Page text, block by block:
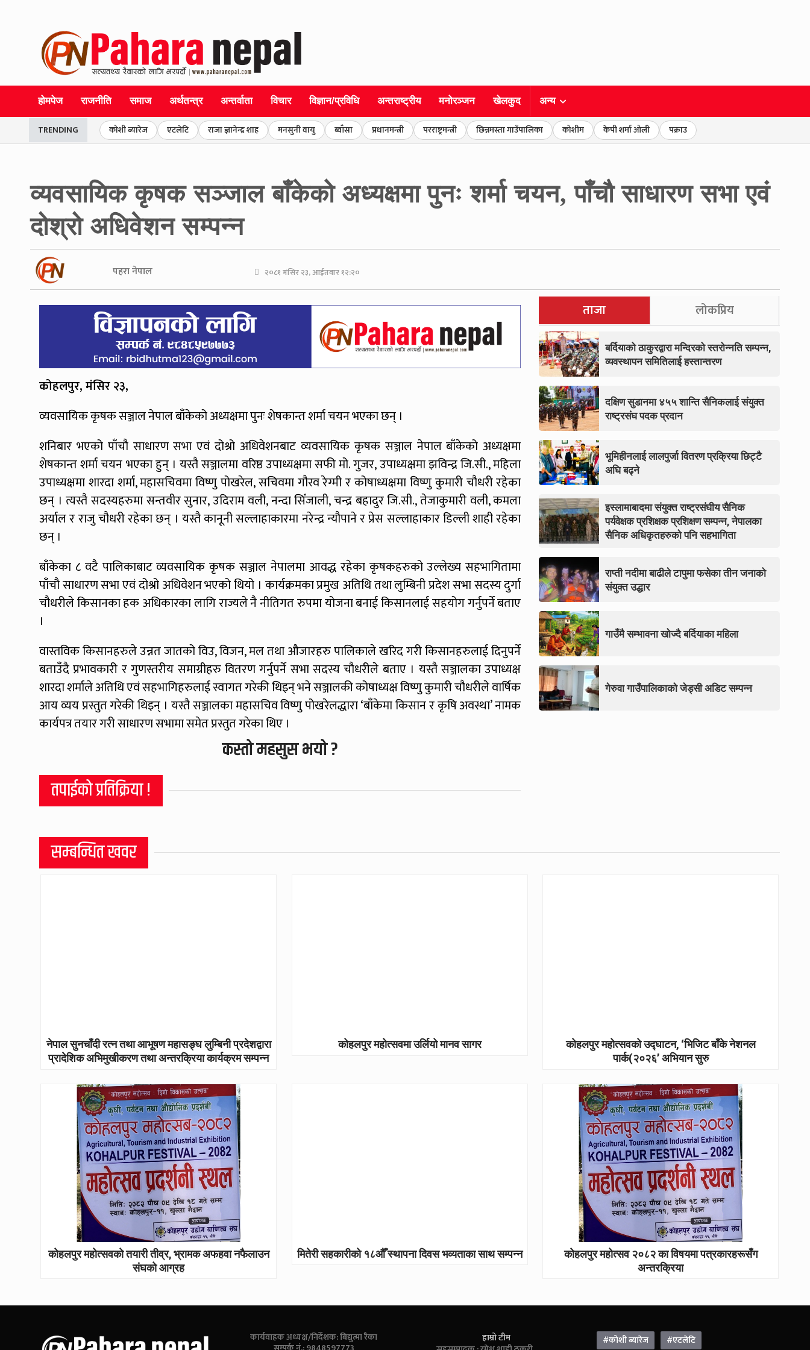
होमपेज राजनीति समाज अर्थतन्त्र अन्तर्वाता विचार विज्ञान/प्रविधि अन्तराष्ट्रीय मनोरञ्जन खेलकुद अन्य
TRENDING कोशी ब्यारेज एटलेटि राजा ज्ञानेन्द्र शाह मनसुनी वायु ब्वाँसा प्रधानमन्त्री परराष्ट्रमन्त्री छिन्नमस्ता गाउँपालिका कोशीम केपी शर्मा ओली पक्राउ
व्यवसायिक कृषक सञ्जाल बाँकेको अध्यक्षमा पुनः शर्मा चयन, पाँचौ साधारण सभा एवं
दोश्रो अधिवेशन सम्पन्न
पहरा नेपाल २०८१ मंसिर २३, आईतवार १२:२०
कोहलपुर, मंसिर २३,
व्यवसायिक कृषक सञ्जाल नेपाल बाँकेको अध्यक्षमा पुनः शेषकान्त शर्मा चयन भएका छन् ।
शनिबार भएको पाँचौ साधारण सभा एवं दोश्रो अधिवेशनबाट व्यवसायिक कृषक सञ्जाल नेपाल बाँकेको अध्यक्षमा
शेषकान्त शर्मा चयन भएका हुन् । यस्तै सञ्जालमा वरिष्ठ उपाध्यक्षमा सफी मो. गुजर, उपाध्यक्षमा झविन्द्र जि.सी., महिला
उपाध्यक्षमा शारदा शर्मा, महासचिवमा विष्णु पोखरेल, सचिवमा गौरव रेग्मी र कोषाध्यक्षमा विष्णु कुमारी चौधरी रहेका
छन् । त्यस्तै सदस्यहरुमा सन्तवीर सुनार, उदिराम वली, नन्दा सिँजाली, चन्द्र बहादुर जि.सी., तेजाकुमारी वली, कमला
अर्याल र राजु चौधरी रहेका छन् । यस्तै कानूनी सल्लाहाकारमा नरेन्द्र न्यौपाने र प्रेस सल्लाहाकार डिल्ली शाही रहेका
छन् ।
बाँकेका ८ वटै पालिकाबाट व्यवसायिक कृषक सञ्जाल नेपालमा आवद्ध रहेका कृषकहरुको उल्लेख्य सहभागितामा
पाँचौ साधारण सभा एवं दोश्रो अधिवेशन भएको थियो । कार्यक्रमका प्रमुख अतिथि तथा लुम्बिनी प्रदेश सभा सदस्य दुर्गा
चौधरीले किसानका हक अधिकारका लागि राज्यले नै नीतिगत रुपमा योजना बनाई किसानलाई सहयोग गर्नुपर्ने बताए
।
वास्तविक किसानहरुले उन्नत जातको विउ, विजन, मल तथा औजारहरु पालिकाले खरिद गरी किसानहरुलाई दिनुपर्ने
बताउँदै प्रभावकारी र गुणस्तरीय समाग्रीहरु वितरण गर्नुपर्ने सभा सदस्य चौधरीले बताए । यस्तै सञ्जालका उपाध्यक्ष
शारदा शर्माले अतिथि एवं सहभागिहरुलाई स्वागत गरेकी थिइन् भने सञ्जालकी कोषाध्यक्ष विष्णु कुमारी चौधरीले वार्षिक
आय व्यय प्रस्तुत गरेकी थिइन् । यस्तै सञ्जालका महासचिव विष्णु पोखरेलद्धारा ‘बाँकेमा किसान र कृषि अवस्था’ नामक
कार्यपत्र तयार गरी साधारण सभामा समेत प्रस्तुत गरेका थिए ।
कस्तो महसुस भयो ?
तपाईको प्रतिक्रिया !
ताजा लोकप्रिय
बर्दियाको ठाकुरद्वारा मन्दिरको स्तरोन्नति सम्पन्न,
व्यवस्थापन समितिलाई हस्तान्तरण
दक्षिण सुडानमा ४५५ शान्ति सैनिकलाई संयुक्त
राष्ट्रसंघ पदक प्रदान
भूमिहीनलाई लालपुर्जा वितरण प्रक्रिया छिट्टै
अघि बढ्ने
इस्लामाबादमा संयुक्त राष्ट्रसंघीय सैनिक
पर्यवेक्षक प्रशिक्षक प्रशिक्षण सम्पन्न, नेपालका
सैनिक अधिकृतहरुको पनि सहभागिता
राप्ती नदीमा बाढीले टापुमा फसेका तीन जनाको
संयुक्त उद्धार
गाउँमै सम्भावना खोज्दै बर्दियाका महिला
गेरुवा गाउँपालिकाको जेड्सी अडिट सम्पन्न
सम्बन्धित खवर
नेपाल सुनचाँदी रत्न तथा आभूषण महासङ्घ लुम्बिनी प्रदेशद्वारा
प्रादेशिक अभिमुखीकरण तथा अन्तरक्रिया कार्यक्रम सम्पन्न
कोहलपुर महोत्सवमा उर्लियो मानव सागर
कोहलपुर महोत्सवको उद्घाटन, ‘भिजिट बाँके नेशनल
पार्क(२०२६’ अभियान सुरु
कोहलपुर महोत्सवको तयारी तीव्र, भ्रामक अफहवा नफैलाउन
संघको आग्रह
मितेरी सहकारीको १८औँ स्थापना दिवस भव्यताका साथ सम्पन्न
कोहलपुर महोत्सव २०८२ का विषयमा पत्रकारहरूसँग
अन्तरक्रिया
कार्यवाहक अध्यक्ष/निर्देशक: बिद्युत्मा रैका हाम्रो टीम #कोशी ब्यारेज #एटलेटि